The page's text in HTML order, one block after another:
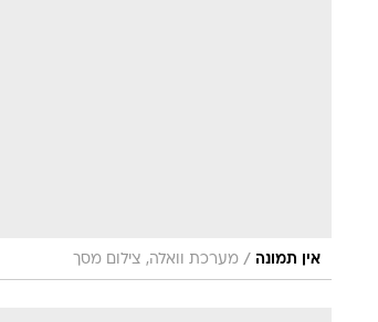
אין תמונה / מערכת וואלה, צילום מסך